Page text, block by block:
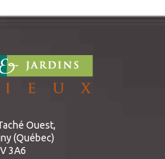
Ouest,
(Québec)
3A6